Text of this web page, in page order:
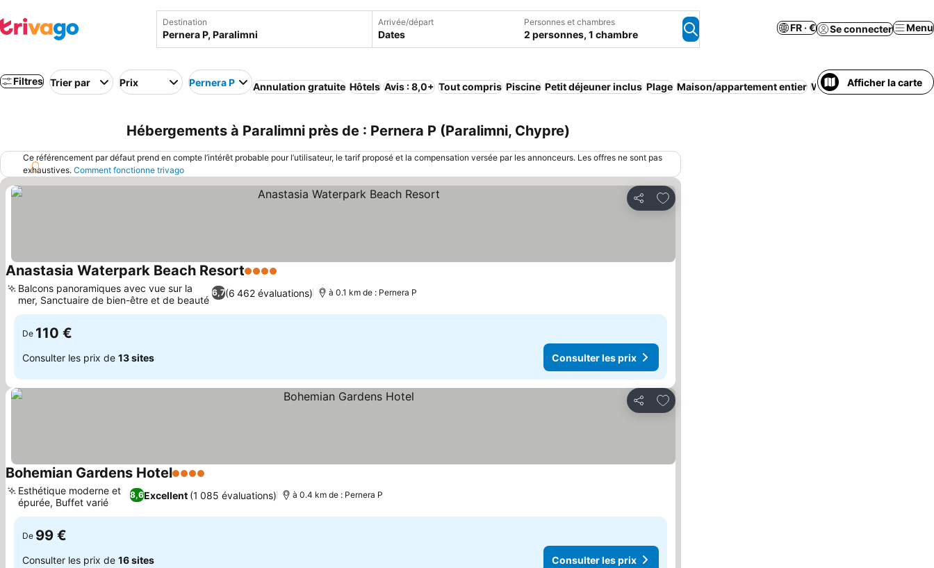
Destination Arrivée/départ
Dates
Personnes et chambres
2 personnes, 1 chambre
FR · € Se connecter Menu
Filtres Trier par Prix Pernera P Annulation gratuite Hôtels Avis : 8,0+ Tout compris Piscine Petit déjeuner inclus Plage Maison/appartement entier Wi-Fi Demi-pension
Afficher la carte
Hébergements à Paralimni près de : Pernera P (Paralimni, Chypre)
Ce référencement par défaut prend en compte l’intérêt probable pour l’utilisateur, le tarif proposé et la compensation versée par les annonceurs. Les offres ne sont pas
exhaustives. Comment fonctionne trivago
Partager
Ajouter à mes favoris
Anastasia Waterpark Beach Resort4 Étoiles
6,7(6 462 évaluations)
Balcons panoramiques avec vue sur la
mer, Sanctuaire de bien-être et de beauté
à 0.1 km de : Pernera P
De 110 €
Consulter les prix de 13 sites Consulter les prix
Partager
Ajouter à mes favoris
Bohemian Gardens Hotel4 Étoiles
8,6Excellent (1 085 évaluations)
Esthétique moderne et
épurée, Buffet varié
à 0.4 km de : Pernera P
De 99 €
Consulter les prix de 16 sites Consulter les prix